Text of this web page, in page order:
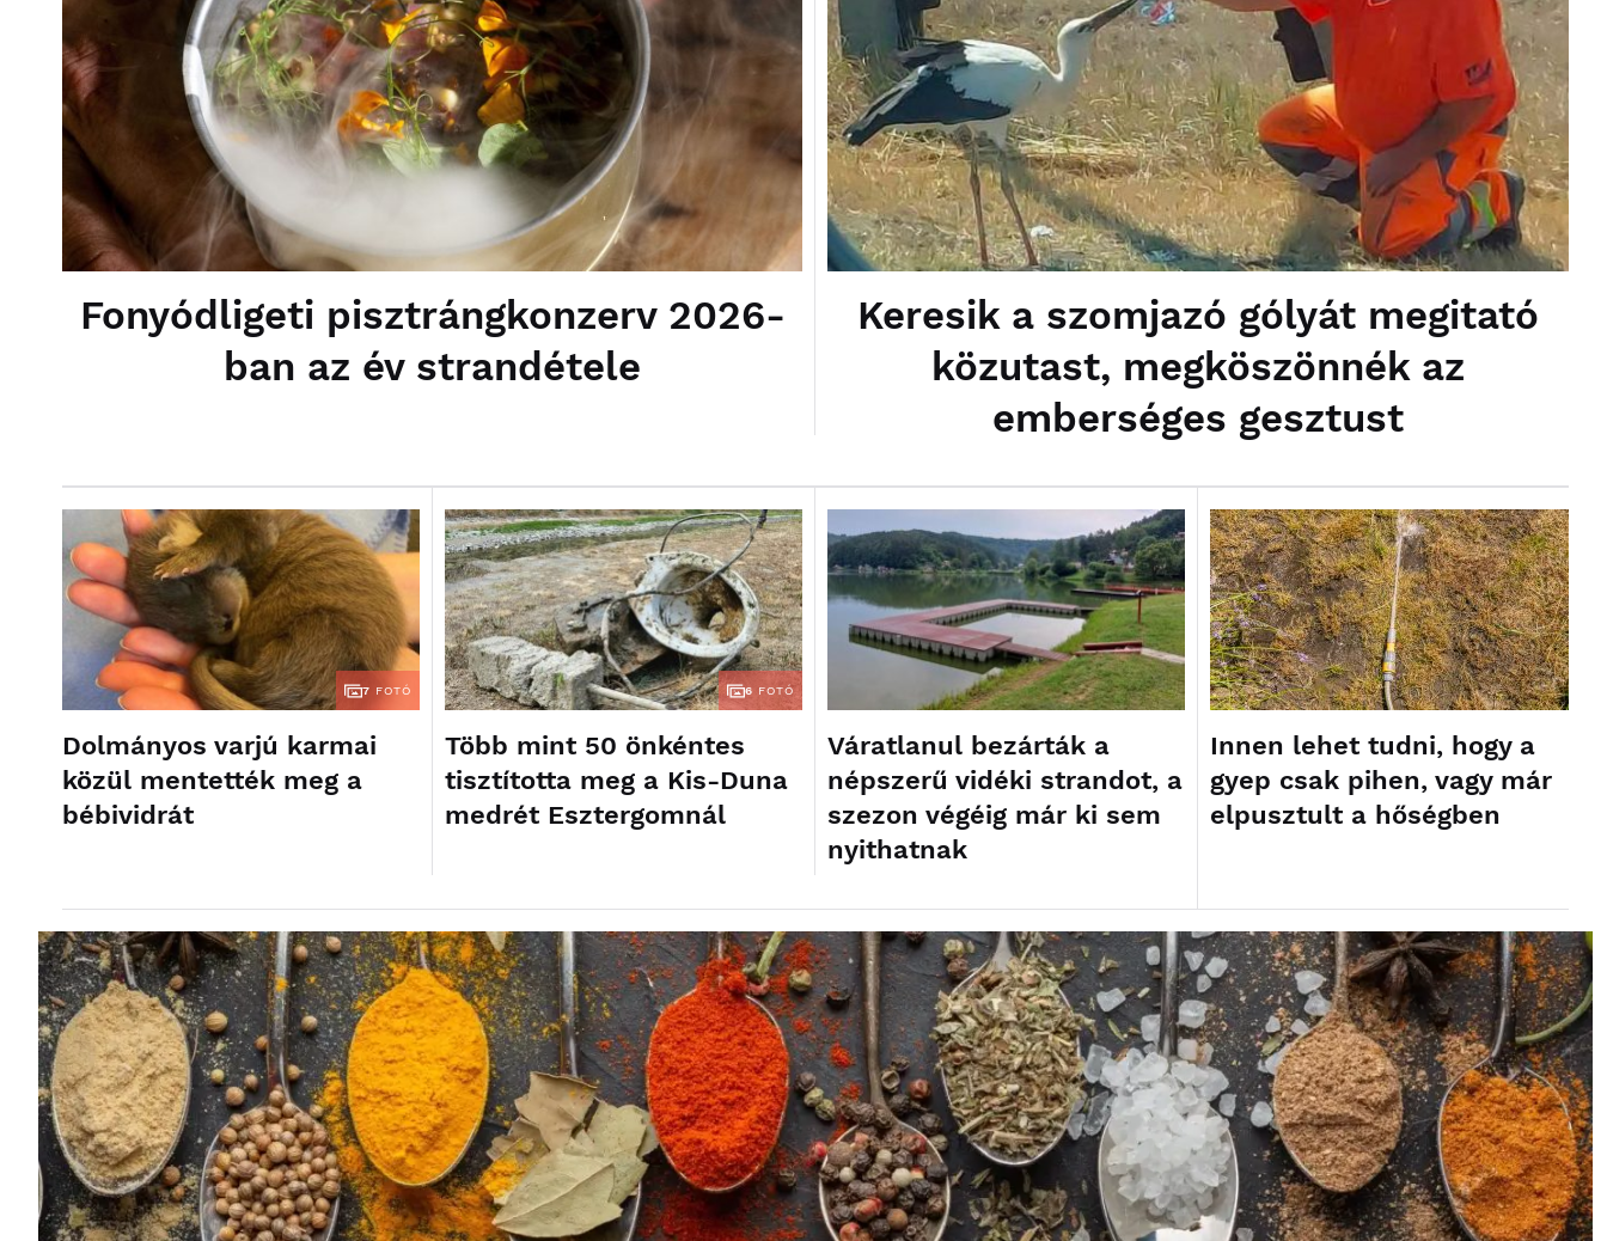
Fonyódligeti pisztrángkonzerv 2026-
ban az év strandétele
Keresik a szomjazó gólyát megitató
közutast, megköszönnék az
emberséges gesztust
7 FOTÓ
Dolmányos varjú karmai
közül mentették meg a
bébividrát
6 FOTÓ
Több mint 50 önkéntes
tisztította meg a Kis-Duna
medrét Esztergomnál
Váratlanul bezárták a
népszerű vidéki strandot, a
szezon végéig már ki sem
nyithatnak
Innen lehet tudni, hogy a
gyep csak pihen, vagy már
elpusztult a hőségben